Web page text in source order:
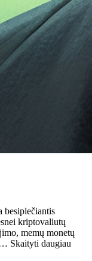
besiplečiantis
kriptovaliutų
memų monetų
Skaityti daugiau